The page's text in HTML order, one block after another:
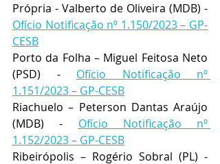
Ofício Notificação nº 1.150/2023 – GP-
CESB
Porto da Folha – Miguel Feitosa Neto
(PSD) - Ofício Notificação nº
1.151/2023 – GP-CESB
Riachuelo – Peterson Dantas Araújo
(MDB) - Ofício Notificação nº
1.152/2023 – GP-CESB